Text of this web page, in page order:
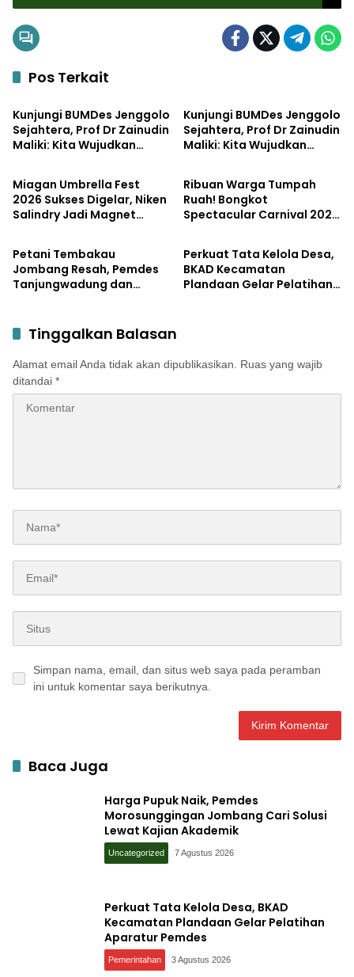
Pekan di Sangkal Putung Kediri
Pos Terkait
Pemerintahan
Kunjungi BUMDes Jenggolo
Sejahtera, Prof Dr Zainudin
Maliki: Kita Wujudkan
dengan Potensi Desa
Kunjungi BUMDes Jenggolo
Sejahtera, Prof Dr Zainudin
Maliki: Kita Wujudkan
dengan Potensi Desa
Pemerintahan
Miagan Umbrella Fest
2026 Sukses Digelar, Niken
Salindry Jadi Magnet
Pemerintahan
Ribuan Warga Tumpah
Ruah! Bongkot
Spectacular Carnival 2026
Pemerintahan
Petani Tembakau
Jombang Resah, Pemdes
Tanjungwadung dan
Pemerintahan
Perkuat Tata Kelola Desa,
BKAD Kecamatan
Plandaan Gelar Pelatihan
Tinggalkan Balasan
Alamat email Anda tidak akan dipublikasikan.
Ruas yang wajib
ditandai *
Simpan nama, email, dan situs web saya pada peramban
ini untuk komentar saya berikutnya.
Baca Juga
Harga Pupuk Naik, Pemdes
Morosunggingan Jombang Cari Solusi
Lewat Kajian Akademik
Uncategorized 7 Agustus 2026
Perkuat Tata Kelola Desa, BKAD
Kecamatan Plandaan Gelar Pelatihan
Aparatur Pemdes
Pemerintahan 3 Agustus 2026